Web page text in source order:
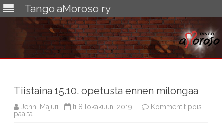
Tango aMoroso ry
Tiistaina 15.10. opetusta ennen milongaa
Jenni Majuri ti 8 lokakuun, 2019 .
Kommentit pois
päältä artikkelissa